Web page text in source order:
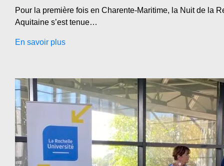
Pour la première fois en Charente-Maritime, la Nuit de la
Aquitaine s’est tenue…
En savoir plus